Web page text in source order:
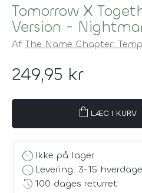
Tomorrow X
Version -
Af The Name Chapter:
249,95 kr
shopping_bag LÆG I KURV
block Ikke på lager
scheduleLevering: 3-15 hverdage
history100 dages returret